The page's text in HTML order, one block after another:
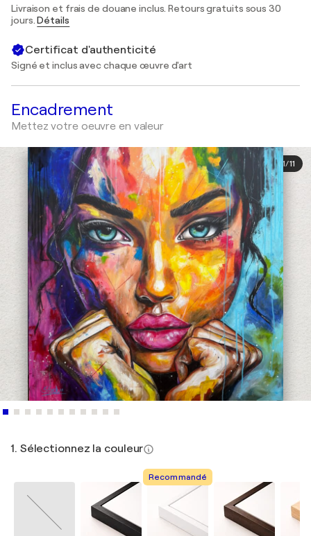
Livraison et frais de douane inclus. Retours gratuits sous 30
jours.Détails
Certificat d'authenticité
Signé et inclus avec chaque œuvre d'art
Encadrement
Mettez votre oeuvre en valeur
1/11
1. Sélectionnez la couleur
Recommandé